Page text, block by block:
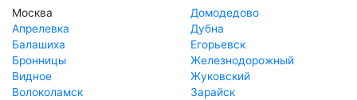
Москва
Апрелевка
Балашиха
Бронницы
Видное
Волоколамск
Домодедово
Дубна
Егорьевск
Железнодорожный
Жуковский
Зарайск